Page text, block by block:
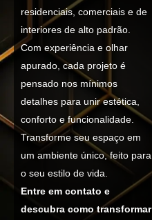
residenciais, comerciais e de
interiores de alto padrão.
Com experiência e olhar
apurado, cada projeto é
pensado nos mínimos
detalhes para unir estética,
conforto e funcionalidade.
Transforme seu espaço em
um ambiente único, feito para
o seu estilo de vida.
Entre em contato e
descubra como transformar